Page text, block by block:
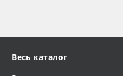
Весь каталог